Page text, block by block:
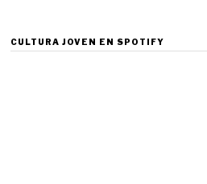
CULTURA JOVEN EN SPOTIFY